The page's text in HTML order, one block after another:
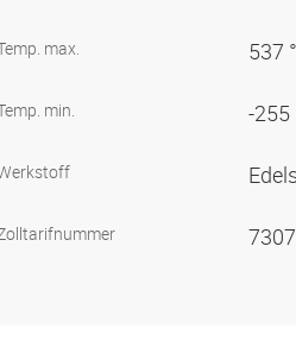
max. 537
min. -255